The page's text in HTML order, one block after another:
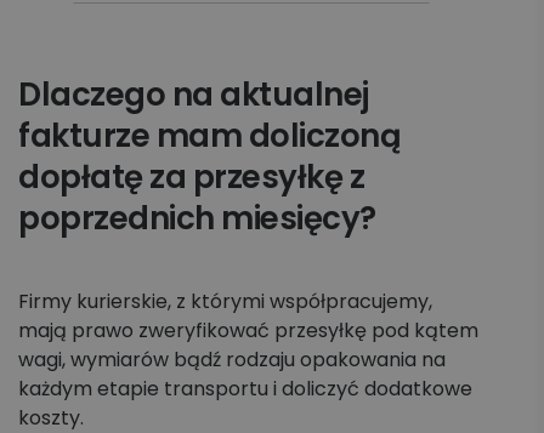
Pierwsze kroki
Ustawienia
Płatności i faktury
Nadawanie
Koszyk zleceń, importy, integracje
Dlaczego na aktualnej
fakturze mam doliczoną
dopłatę za przesyłkę z
poprzednich miesięcy?
Firmy kurierskie, z którymi współpracujemy,
mają prawo zweryfikować przesyłkę pod kątem
wagi, wymiarów bądź rodzaju opakowania na
każdym etapie transportu i doliczyć dodatkowe
koszty.